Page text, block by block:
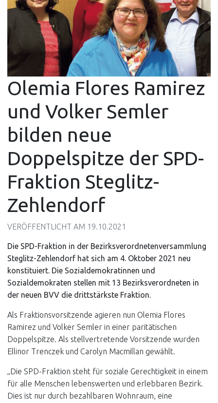
Olemia Flores Ramirez
und Volker Semler
bilden neue
Doppelspitze der SPD-
Fraktion Steglitz-
Zehlendorf
VERÖFFENTLICHT AM 19.10.2021
Die SPD-Fraktion in der Bezirksverordnetenversammlung
Steglitz-Zehlendorf hat sich am 4. Oktober 2021 neu
konstituiert. Die Sozialdemokratinnen und
Sozialdemokraten stellen mit 13 Bezirksverordneten in
der neuen BVV die drittstärkste Fraktion.
Als Fraktionsvorsitzende agieren nun Olemia Flores
Ramirez und Volker Semler in einer paritätischen
Doppelspitze. Als stellvertretende Vorsitzende wurden
Ellinor Trenczek und Carolyn Macmillan gewählt.
„Die SPD-Fraktion steht für soziale Gerechtigkeit in einem
für alle Menschen lebenswerten und erlebbaren Bezirk.
Dies ist nur durch bezahlbaren Wohnraum, eine